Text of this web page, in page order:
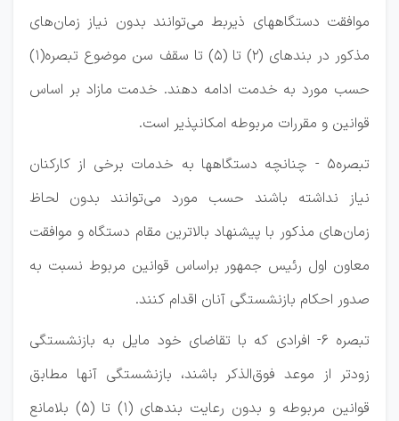
موافقت دستگاههای ذیربط می‌توانند بدون نیاز زمان‌های
مذکور در بندهای (۲) تا (۵) تا سقف سن موضوع تبصره(۱)
حسب مورد به خدمت ادامه دهند. خدمت مازاد بر اساس
قوانین و مقررات مربوطه امکانپذیر است.
تبصره۵ - چنانچه دستگاهها به خدمات برخی از کارکنان
نیاز نداشته باشند حسب مورد می‌توانند بدون لحاظ
زمان‌های مذکور با پیشنهاد بالاترین مقام دستگاه و موافقت
معاون اول رئیس جمهور براساس قوانین مربوط نسبت به
صدور احکام بازنشستگی آنان اقدام کنند.
تبصره ۶- افرادی که با تقاضای خود مایل به بازنشستگی
زودتر از موعد فوق‌الذکر باشند، بازنشستگی آنها مطابق
قوانین مربوطه و بدون رعایت بندهای (۱) تا (۵) بلامانع